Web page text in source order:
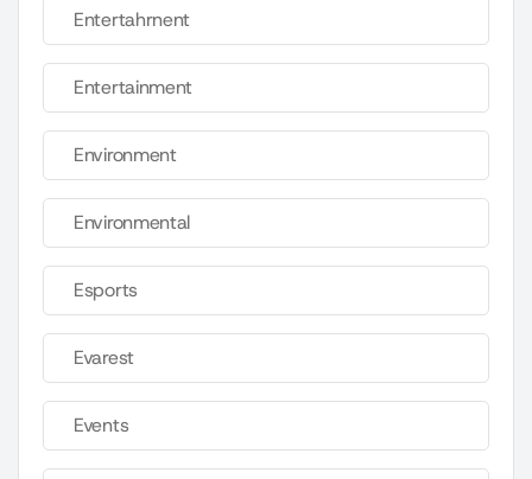
Entertahrnent
Entertainment
Environment
Environmental
Esports
Evarest
Events